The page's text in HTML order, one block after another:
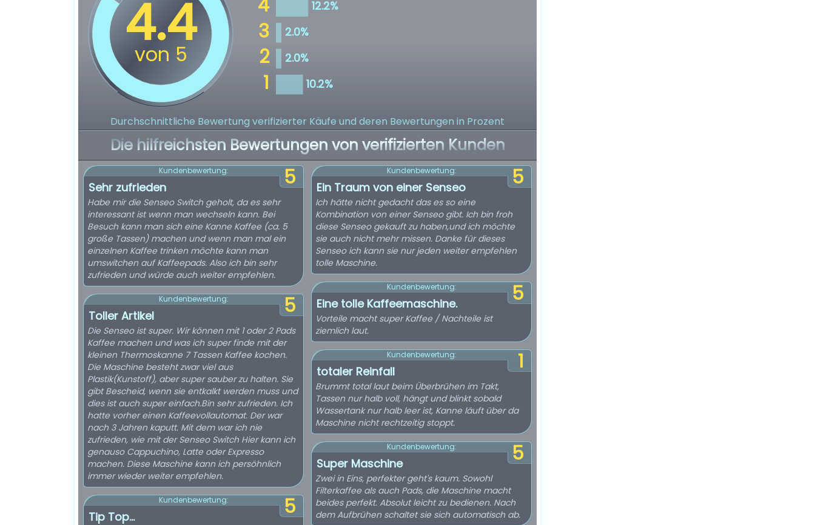
Durchschnittliche Bewertung verifizierter Käufe und deren Bewertungen in Prozent
Die hilfreichsten Bewertungen von verifizierten Kunden
5
Kundenbewertung:
Sehr zufrieden
Habe mir die Senseo Switch geholt, da es sehr
interessant ist wenn man wechseln kann. Bei
Besuch kann man sich eine Kanne Kaffee (ca. 5
große Tassen) machen und wenn man mal ein
einzelnen Kaffee trinken möchte kann man
umswitchen auf Kaffeepads. Also ich bin sehr
zufrieden und würde auch weiter empfehlen.
5
Kundenbewertung:
Toller Artikel
Die Senseo ist super. Wir können mit 1 oder 2 Pads
Kaffee machen und was ich super finde mit der
kleinen Thermoskanne 7 Tassen Kaffee kochen.
Die Maschine besteht zwar viel aus
Plastik(Kunstoff), aber super sauber zu halten. Sie
gibt Bescheid, wenn sie entkalkt werden muss und
dies ist auch super einfach.Bin sehr zufrieden. Ich
hatte vorher einen Kaffeevollautomat. Der war
nach 3 Jahren kaputt. Mit dem war ich nie
zufrieden, wie mit der Senseo Switch Hier kann ich
genauso Cappuchino, Latte oder Expresso
machen. Diese Maschine kann ich persöhnlich
immer wieder weiter empfehlen.
5
Kundenbewertung:
Tip Top...
5
Kundenbewertung:
Ein Traum von einer Senseo
Ich hätte nicht gedacht das es so eine
Kombination von einer Senseo gibt. Ich bin froh
diese Senseo gekauft zu haben,und ich möchte
sie auch nicht mehr missen. Danke für dieses
Senseo ich kann sie nur jeden weiter empfehlen
tolle Maschine.
5
Kundenbewertung:
Eine tolle Kaffeemaschine.
Vorteile macht super Kaffee / Nachteile ist
ziemlich laut.
1
Kundenbewertung:
totaler Reinfall
Brummt total laut beim Überbrühen im Takt,
Tassen nur halb voll, hängt und blinkt sobald
Wassertank nur halb leer ist, Kanne läuft über da
Maschine nicht rechtzeitig stoppt.
5
Kundenbewertung:
Super Maschine
Zwei in Eins, perfekter geht's kaum. Sowohl
Filterkaffee als auch Pads, die Maschine macht
beides perfekt. Absolut leicht zu bedienen. Nach
dem Aufbrühen schaltet sie sich automatisch ab.